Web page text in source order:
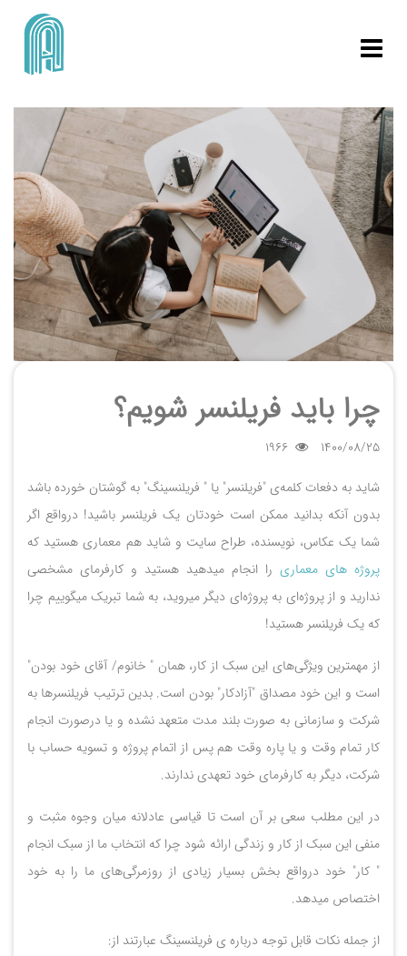
چرا باید فریلنسر شویم؟
1400/08/25
شاید به دفعات کلمه‌ی "فریلنسر" یا " فریلنسینگ" به گوشتان خورده باشد
بدون آنکه بدانید ممکن است خودتان یک فریلنسر باشید! درواقع اگر
شما یک عکاس، نویسنده، طراح سایت و شاید هم معماری هستید که
پروژه های معماری را انجام میدهید هستید و کارفرمای مشخصی
ندارید و از پروژه‌ای به پروژه‌ای دیگر میروید، به شما تبریک میگوییم چرا
که یک فریلنسر هستید!
از مهمترین ویژگی‌های این سبک از کار، همان " خانوم/ آقای خود بودن"
است و این خود مصداق "آزادکار" بودن است. بدین ترتیب فریلنسرها به
شرکت و سازمانی به صورت بلند مدت متعهد نشده و یا درصورت انجام
کار تمام وقت و یا پاره وقت هم پس از اتمام پروژه و تسویه حساب با
شرکت، دیگر به کارفرمای خود تعهدی ندارند.
در این مطلب سعی بر آن است تا قیاسی عادلانه میان وجوه مثبت و
منفی این سبک از کار و زندگی ارائه شود چرا که انتخاب ما از سبک انجام
" کار" خود درواقع بخش بسیار زیادی از روزمرگی‌های ما را به خود
اختصاص میدهد.
از جمله نکات قابل توجه درباره ی فریلنسینگ عبارتند از: